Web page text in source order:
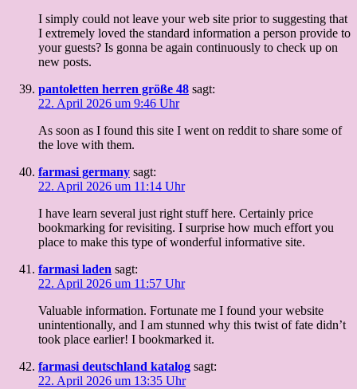
I simply could not leave your web site prior to suggesting that
I extremely loved the standard information a person provide to
your guests? Is gonna be again continuously to check up on
new posts.
pantoletten herren größe 48 sagt:
22. April 2026 um 9:46 Uhr
As soon as I found this site I went on reddit to share some of
the love with them.
farmasi germany sagt:
22. April 2026 um 11:14 Uhr
I have learn several just right stuff here. Certainly price
bookmarking for revisiting. I surprise how much effort you
place to make this type of wonderful informative site.
farmasi laden sagt:
22. April 2026 um 11:57 Uhr
Valuable information. Fortunate me I found your website
unintentionally, and I am stunned why this twist of fate didn’t
took place earlier! I bookmarked it.
farmasi deutschland katalog sagt:
22. April 2026 um 13:35 Uhr